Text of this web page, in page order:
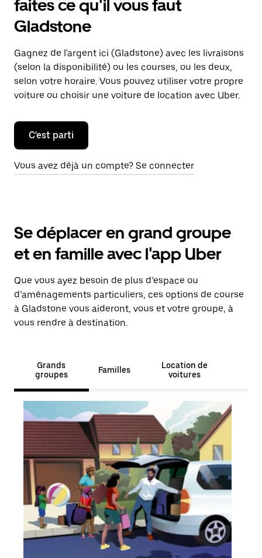
faites ce qu'il vous faut
Gladstone
Gagnez de l'argent ici (Gladstone) avec les livraisons
(selon la disponibilité) ou les courses, ou les deux,
selon votre horaire. Vous pouvez utiliser votre propre
voiture ou choisir une voiture de location avec Uber.
C'est parti
Vous avez déjà un compte? Se connecter
Se déplacer en grand groupe
et en famille avec l'app Uber
Que vous ayez besoin de plus d’espace ou
d’aménagements particuliers, ces options de course
à Gladstone vous aideront, vous et votre groupe, à
vous rendre à destination.
Grands
groupes
Familles
Location de
voitures